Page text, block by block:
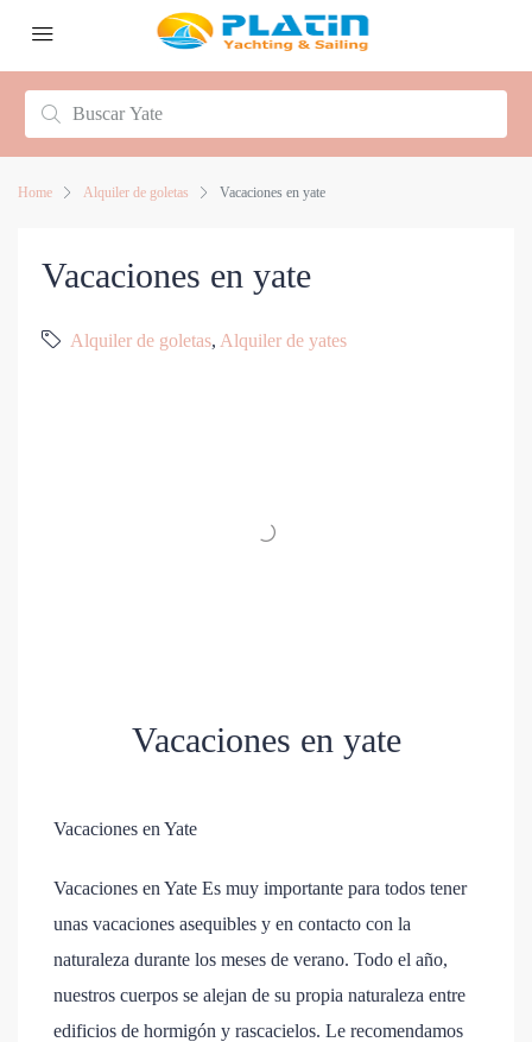
Home Alquiler de goletas Vacaciones en yate
Vacaciones en yate
Alquiler de goletas, Alquiler de yates
Vacaciones en yate
Vacaciones en Yate
Vacaciones en Yate Es muy importante para todos tener
unas vacaciones asequibles y en contacto con la
naturaleza durante los meses de verano. Todo el año,
nuestros cuerpos se alejan de su propia naturaleza entre
edificios de hormigón y rascacielos. Le recomendamos